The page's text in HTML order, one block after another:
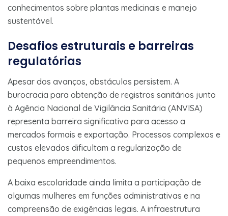
conhecimentos sobre plantas medicinais e manejo
sustentável.
Desafios estruturais e barreiras
regulatórias
Apesar dos avanços, obstáculos persistem. A
burocracia para obtenção de registros sanitários junto
à Agência Nacional de Vigilância Sanitária (ANVISA)
representa barreira significativa para acesso a
mercados formais e exportação. Processos complexos e
custos elevados dificultam a regularização de
pequenos empreendimentos.
A baixa escolaridade ainda limita a participação de
algumas mulheres em funções administrativas e na
compreensão de exigências legais. A infraestrutura